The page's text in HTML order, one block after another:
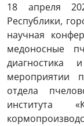
18 апреля
Республики,
научная
медоносные
мероприятии
отдела
института